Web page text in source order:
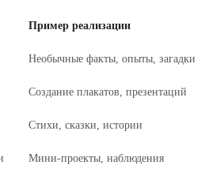
Пример реализации
Необычные факты, опыты, загадки
Создание плакатов, презентаций
Стихи, сказки, истории
Мини-проекты, наблюдения